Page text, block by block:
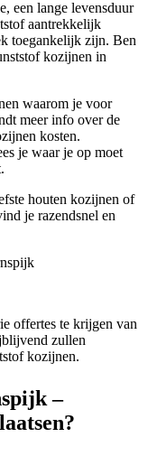
een lange levensduur
aantrekkelijk
toegankelijk zijn. Ben
kozijnen in
waarom je voor
meer info over de
kosten.
je waar je op moet
houten kozijnen of
je razendsnel en
offertes te krijgen van
zullen
kozijnen.
–